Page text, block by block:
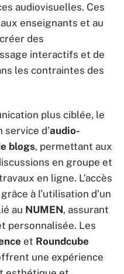
audiovisuelles. Ces
enseignants et au
des
interactifs et de
les contraintes des
plus ciblée, le
d’audio-
blogs, permettant aux
en groupe et
en ligne. L’accès
à l’utilisation d’un
au NUMEN, assurant
personnalisée. Les
et Roundcube
une expérience